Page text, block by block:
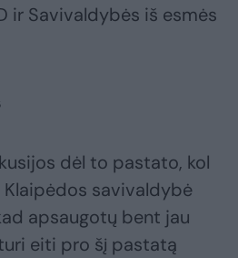
ir Savivaldybės iš esmės
dėl to pastato, kol
savivaldybė
apsaugotų bent jau
eiti pro šį pastatą